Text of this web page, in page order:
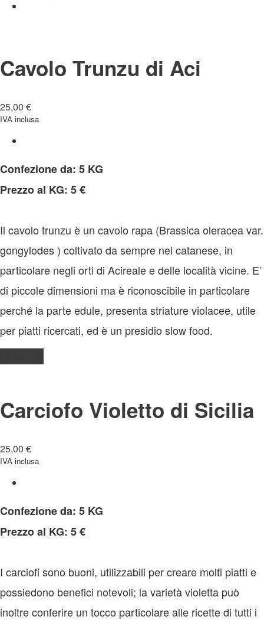
Cavolo Trunzu di Aci
25,00 €
IVA inclusa
Confezione da: 5 KG
Prezzo al KG: 5 €
Il cavolo trunzu è un cavolo rapa (Brassica oleracea var.
gongylodes ) coltivato da sempre nel catanese, in
particolare negli orti di Acireale e delle località vicine. E’
di piccole dimensioni ma è riconoscibile in particolare
perché la parte edule, presenta striature violacee, utile
per piatti ricercati, ed è un presidio slow food.
Carciofo Violetto di Sicilia
25,00 €
IVA inclusa
Confezione da: 5 KG
Prezzo al KG: 5 €
I carciofi sono buoni, utilizzabili per creare molti piatti e
possiedono benefici notevoli; la varietà violetta può
inoltre conferire un tocco particolare alle ricette di tutti i